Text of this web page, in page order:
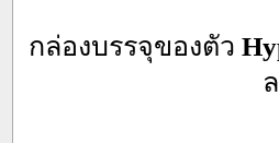
กล่องบรรจุของตัว